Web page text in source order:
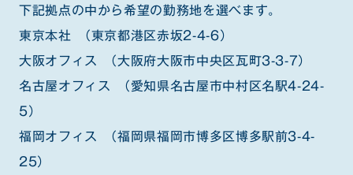
下記拠点の中から希望の勤務地を選べます。
東京本社 （東京都港区赤坂2-4-6）
大阪オフィス （大阪府大阪市中央区瓦町3-3-7）
名古屋オフィス （愛知県名古屋市中村区名駅4-24-
5）
福岡オフィス （福岡県福岡市博多区博多駅前3-4-
25）